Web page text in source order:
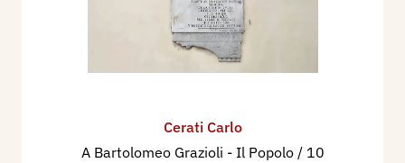
Cerati Carlo
A Bartolomeo Grazioli - Il Popolo / 10